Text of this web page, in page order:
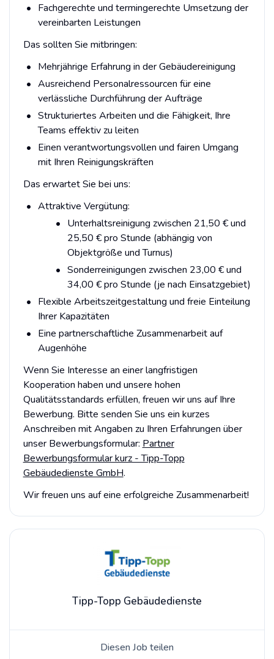
Fachgerechte und termingerechte Umsetzung der
vereinbarten Leistungen
Das sollten Sie mitbringen:
Mehrjährige Erfahrung in der Gebäudereinigung
Ausreichend Personalressourcen für eine
verlässliche Durchführung der Aufträge
Strukturiertes Arbeiten und die Fähigkeit, Ihre
Teams effektiv zu leiten
Einen verantwortungsvollen und fairen Umgang
mit Ihren Reinigungskräften
Das erwartet Sie bei uns:
Attraktive Vergütung:
Unterhaltsreinigung zwischen 21,50 € und
25,50 € pro Stunde (abhängig von
Objektgröße und Turnus)
Sonderreinigungen zwischen 23,00 € und
34,00 € pro Stunde (je nach Einsatzgebiet)
Flexible Arbeitszeitgestaltung und freie Einteilung
Ihrer Kapazitäten
Eine partnerschaftliche Zusammenarbeit auf
Augenhöhe
Wenn Sie Interesse an einer langfristigen
Kooperation haben und unsere hohen
Qualitätsstandards erfüllen, freuen wir uns auf Ihre
Bewerbung. Bitte senden Sie uns ein kurzes
Anschreiben mit Angaben zu Ihren Erfahrungen über
unser Bewerbungsformular: Partner
Bewerbungsformular kurz - Tipp-Topp
Gebäudedienste GmbH.
Wir freuen uns auf eine erfolgreiche Zusammenarbeit!
Tipp-Topp Gebäudedienste
Diesen Job teilen